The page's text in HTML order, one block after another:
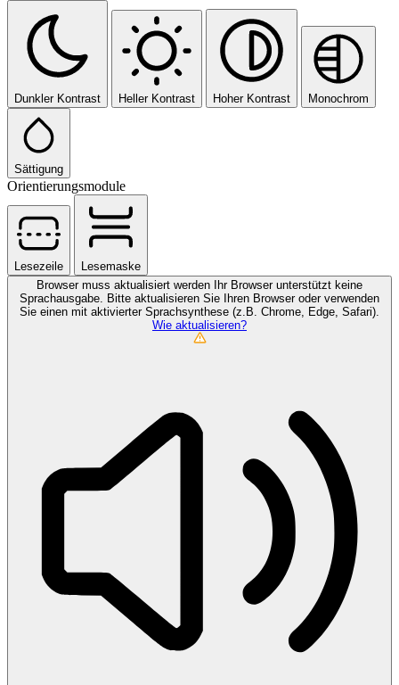
Dunkler Kontrast Heller Kontrast Hoher Kontrast Monochrom
Sättigung
Orientierungsmodule
Lesezeile
Lesemaske
Browser muss aktualisiert werden Ihr Browser unterstützt keine
Sprachausgabe. Bitte aktualisieren Sie Ihren Browser oder verwenden
Sie einen mit aktivierter Sprachsynthese (z.B. Chrome, Edge, Safari).
Wie aktualisieren?